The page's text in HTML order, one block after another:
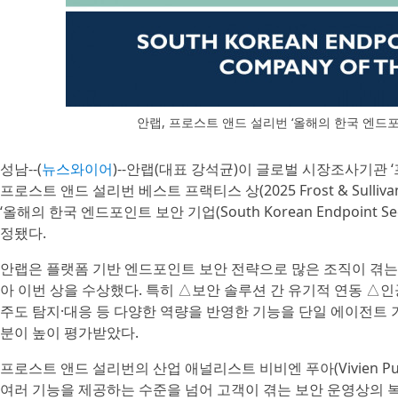
안랩, 프로스트 앤드 설리번 ‘올해의 한국 엔드
성남--(뉴스와이어)--안랩(대표 강석균)이 글로벌 시장조사기관
프로스트 앤드 설리번 베스트 프랙티스 상(2025 Frost &
‘올해의 한국 엔드포인트 보안 기업(South Korean Endpoint
정됐다.
안랩은 플랫폼 기반 엔드포인트 보안 전략으로 많은 조직이 겪
아 이번 상을 수상했다. 특히 △보안 솔루션 간 유기적 연동 △
주도 탐지·대응 등 다양한 역량을 반영한 기능을 단일 에이전
분이 높이 평가받았다.
프로스트 앤드 설리번의 산업 애널리스트 비비엔 푸아(Vivien
여러 기능을 제공하는 수준을 넘어 고객이 겪는 보안 운영상의